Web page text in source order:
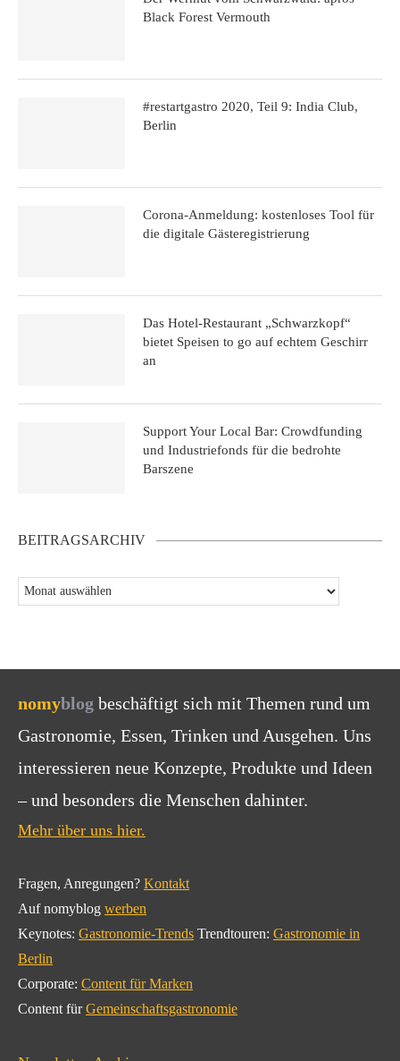
Black Forest Vermouth
#restartgastro 2020, Teil 9: India Club,
Berlin
Corona-Anmeldung: kostenloses Tool für
die digitale Gäste­registrierung
Das Hotel-Restaurant „Schwarzkopf“
bietet Speisen to go auf echtem Geschirr
an
Support Your Local Bar: Crowdfunding
und Industriefonds für die bedrohte
Barszene
BEITRAGSARCHIV
nomyblog beschäftigt sich mit Themen rund um
Gastronomie, Essen, Trinken und Ausgehen. Uns
interessieren neue Konzepte, Produkte und Ideen
– und besonders die Menschen dahinter.
Mehr über uns hier.
Fragen, Anregungen? Kontakt
Auf nomyblog werben
Keynotes: Gastronomie-Trends Trendtouren: Gastronomie in
Berlin
Corporate: Content für Marken
Content fürGemeinschaftsgastronomie